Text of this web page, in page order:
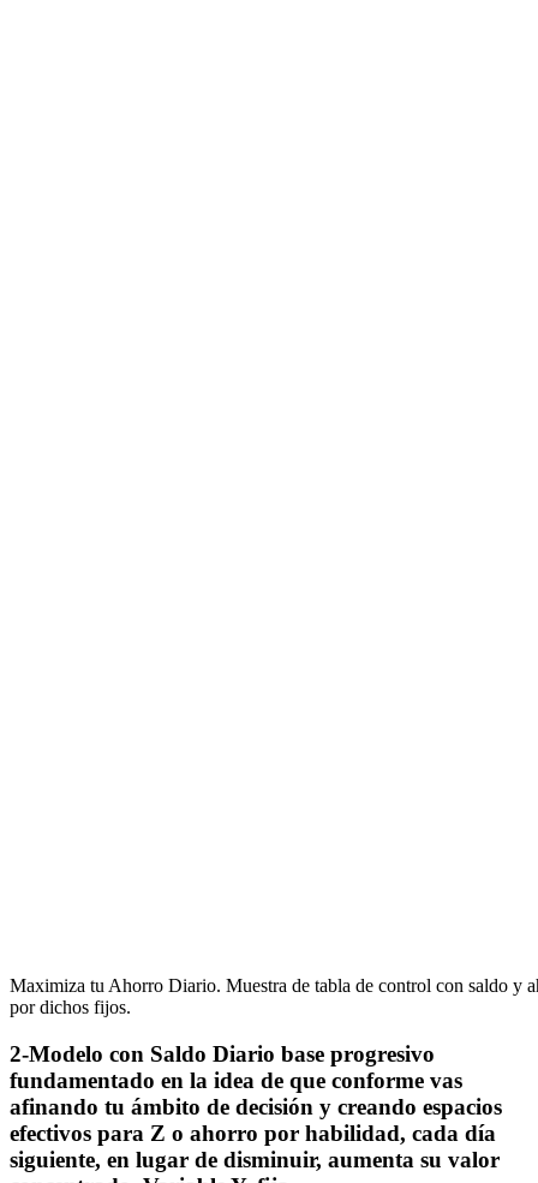
Maximiza tu Ahorro Diario. Muestra de tabla de control con saldo y
por dichos fijos.
2-Modelo con Saldo Diario base progresivo
fundamentado en la idea de que conforme vas
afinando tu ámbito de decisión y creando espacios
efectivos para Z o ahorro por habilidad, cada día
siguiente, en lugar de disminuir, aumenta su valor